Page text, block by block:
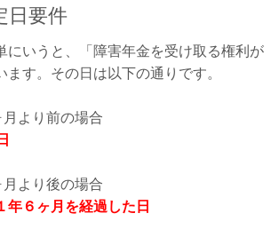
日要件
にいうと、「障害年金を受け取る権利が
す。その日は以下の通りです。
より前の場合
より後の場合
年６ヶ月を経過した日